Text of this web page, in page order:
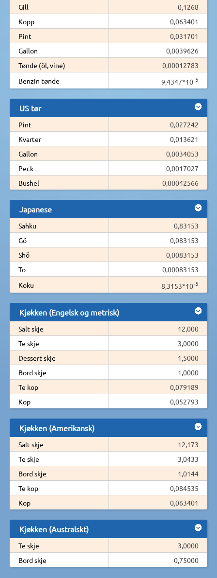
Gill
0,1268
Kopp
0,063401
Pint
0,031701
Gallon
0,0039626
Tønde (öl, vine)
0,00012783
Benzin tønde
9,4347*10-5
US tør
Pint
0,027242
Kvarter
0,013621
Gallon
0,0034053
Peck
0,0017027
Bushel
0,00042566
Japanese
Sahku
0,83153
Gö
0,083153
Shö
0,0083153
To
0,00083153
Koku
8,3153*10-5
Kjøkken (Engelsk og metrisk)
Salt skje
12,000
Te skje
3,0000
Dessert skje
1,5000
Bord skje
1,0000
Te kop
0,079189
Kop
0,052793
Kjøkken (Amerikansk)
Salt skje
12,173
Te skje
3,0433
Bord skje
1,0144
Te kop
0,084535
Kop
0,063401
Kjøkken (Australskt)
Te skje
3,0000
Bord skje
0,75000